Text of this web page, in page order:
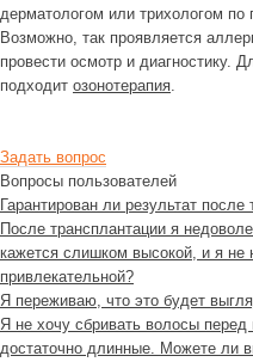
дерматологом или трихологом
Возможно, так проявляется
провести осмотр и диагностику.
подходит озонотерапия.
Задать вопрос
Вопросы пользователей
Гарантирован ли результат после
После трансплантации я
кажется слишком высокой, и я
привлекательной?
Я переживаю, что это будет
Я не хочу сбривать волосы
достаточно длинные. Можете ли